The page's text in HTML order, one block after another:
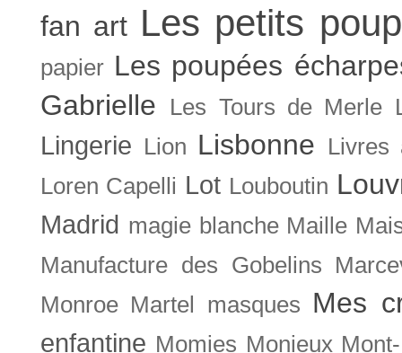
fan art Les petits
papier Les poupées
Gabrielle
Les Tours de Merle
Lingerie Lion Lisbonne
Livres
Loren Capelli Lot Louboutin
Madrid magie blanche Maille
Manufacture des Gobelins
Monroe Martel masques Mes
enfantine Momies Monieux